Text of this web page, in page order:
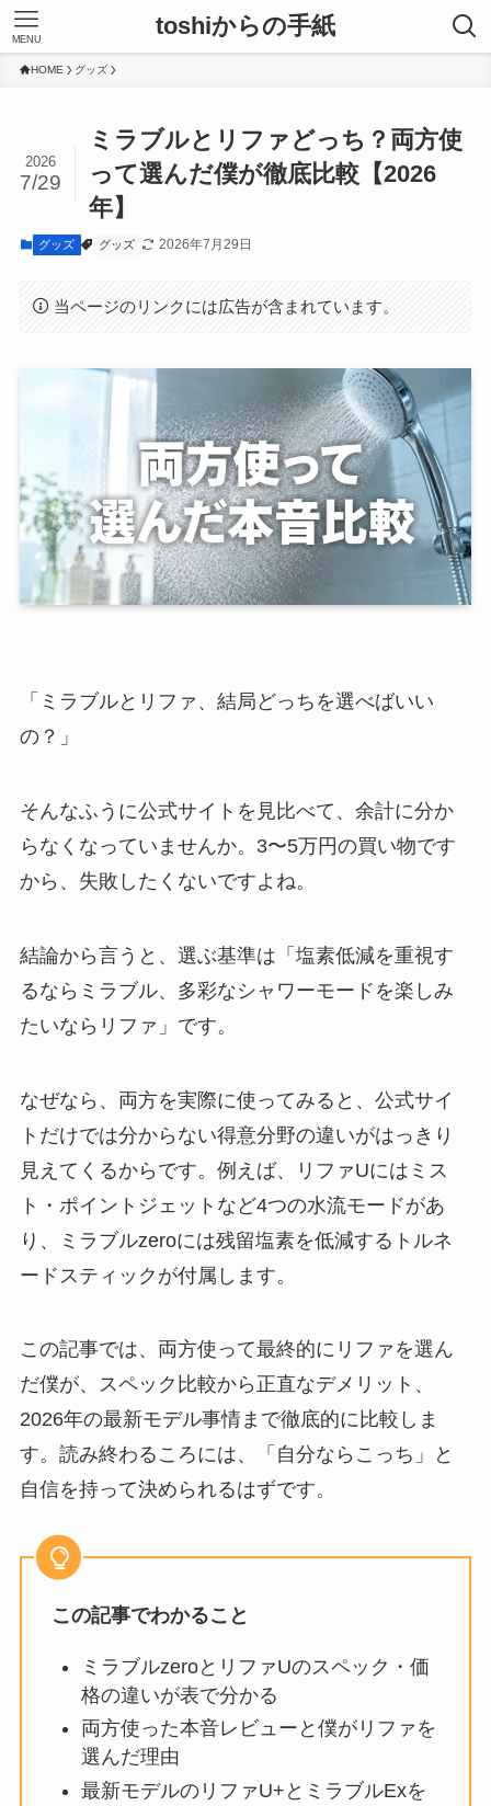
toshiからの手紙
MENU
HOME グッズ
ミラブルとリファどっち？両方使
って選んだ僕が徹底比較【2026
年】
2026
7/29
グッズ グッズ 2026年7月29日
当ページのリンクには広告が含まれています。
「ミラブルとリファ、結局どっちを選べばいい
の？」
そんなふうに公式サイトを見比べて、余計に分か
らなくなっていませんか。3〜5万円の買い物です
から、失敗したくないですよね。
結論から言うと、選ぶ基準は「塩素低減を重視す
るならミラブル、多彩なシャワーモードを楽しみ
たいならリファ」です。
なぜなら、両方を実際に使ってみると、公式サイ
トだけでは分からない得意分野の違いがはっきり
見えてくるからです。例えば、リファUにはミス
ト・ポイントジェットなど4つの水流モードがあ
り、ミラブルzeroには残留塩素を低減するトルネ
ードスティックが付属します。
この記事では、両方使って最終的にリファを選ん
だ僕が、スペック比較から正直なデメリット、
2026年の最新モデル事情まで徹底的に比較しま
す。読み終わるころには、「自分ならこっち」と
自信を持って決められるはずです。
この記事でわかること
ミラブルzeroとリファUのスペック・価
格の違いが表で分かる
両方使った本音レビューと僕がリファを
選んだ理由
最新モデルのリファU+とミラブルExを